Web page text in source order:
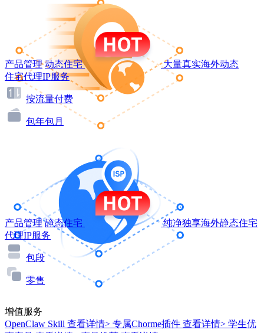
产品管理 动态住宅
大量真实海外动态
住宅代理IP服务
按流量付费
包年包月
产品管理 静态住宅
纯净独享海外静态住宅
代理IP服务
包段
零售
增值服务
OpenClaw Skill 查看详情> 专属Chorme插件 查看详情> 学生优